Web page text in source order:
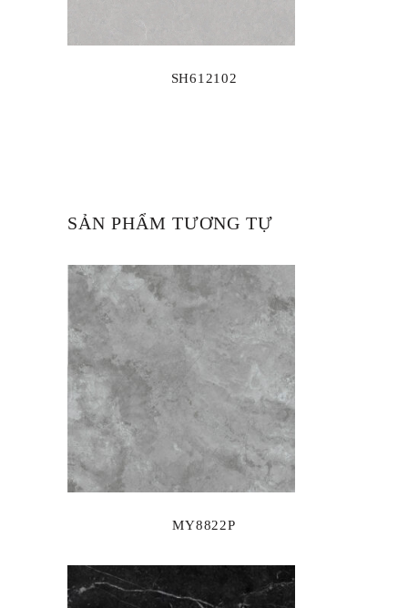
SH612102
SẢN PHẨM TƯƠNG TỰ
MY8822P